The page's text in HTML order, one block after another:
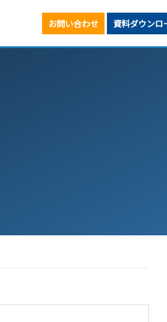
お問い合わせ 資料ダウンロ